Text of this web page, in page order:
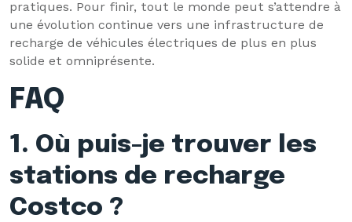
pratiques. Pour finir, tout le monde peut s’attendre à
une évolution continue vers une infrastructure de
recharge de véhicules électriques de plus en plus
solide et omniprésente.
FAQ
1. Où puis-je trouver les
stations de recharge
Costco ?